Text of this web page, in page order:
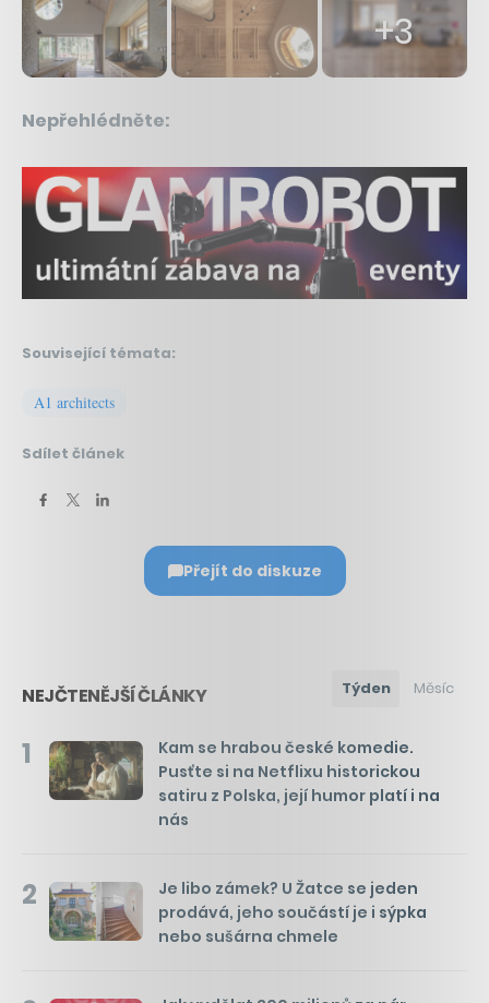
+3
Nepřehlédněte:
Související témata:
A1 architects
Sdílet článek
Přejít do diskuze
NEJČTENĚJŠÍ ČLÁNKY Týden Měsíc
1
Kam se hrabou české komedie.
Pusťte si na Netflixu historickou
satiru z Polska, její humor platí i na
nás
2
Je libo zámek? U Žatce se jeden
prodává, jeho součástí je i sýpka
nebo sušárna chmele